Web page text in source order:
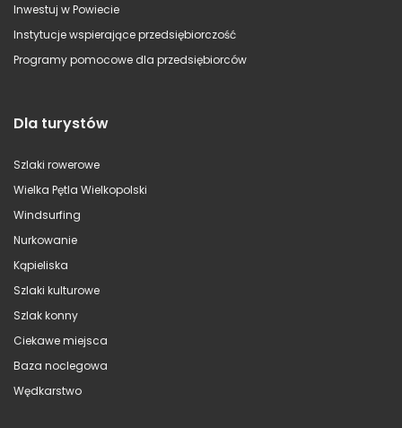
Inwestuj w Powiecie
Instytucje wspierające przedsiębiorczość
Programy pomocowe dla przedsiębiorców
Dla turystów
Szlaki rowerowe
Wielka Pętla Wielkopolski
Windsurfing
Nurkowanie
Kąpieliska
Szlaki kulturowe
Szlak konny
Ciekawe miejsca
Baza noclegowa
Wędkarstwo